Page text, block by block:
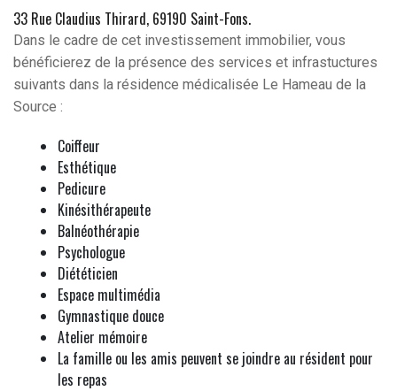
33 Rue Claudius Thirard, 69190 Saint-Fons.
Dans le cadre de cet investissement immobilier, vous
bénéficierez de la présence des services et infrastuctures
suivants dans la résidence médicalisée Le Hameau de la
Source :
Coiffeur
Esthétique
Pedicure
Kinésithérapeute
Balnéothérapie
Psychologue
Diététicien
Espace multimédia
Gymnastique douce
Atelier mémoire
La famille ou les amis peuvent se joindre au résident pour
les repas